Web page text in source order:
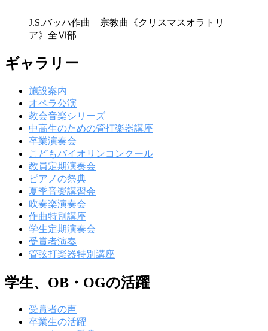
J.S.バッハ作曲 宗教曲《クリスマスオラトリ
ア》全Ⅵ部
ギャラリー
施設案内
オペラ公演
教会音楽シリーズ
中高生のための管打楽器講座
卒業演奏会
こどもバイオリンコンクール
教員定期演奏会
ピアノの祭典
夏季音楽講習会
吹奏楽演奏会
作曲特別講座
学生定期演奏会
受賞者演奏
管弦打楽器特別講座
学生、OB・OGの活躍
受賞者の声
卒業生の活躍